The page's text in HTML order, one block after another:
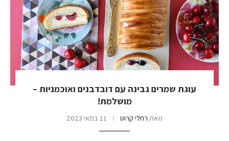
עוגת שמרים גבינה עם דובדבנים ואוכמניות –
מושלמת!
מאת רחלי קרוט 11 במאי 2023